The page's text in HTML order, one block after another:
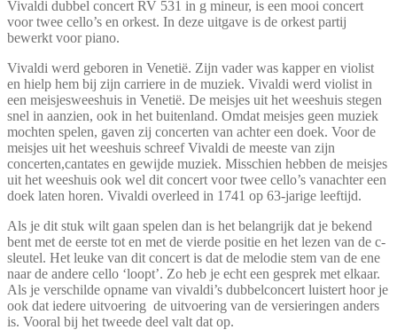
Vivaldi dubbel concert RV 531 in g mineur, is een mooi concert
voor twee cello’s en orkest. In deze uitgave is de orkest partij
bewerkt voor piano.
Vivaldi werd geboren in Venetië. Zijn vader was kapper en violist
en hielp hem bij zijn carriere in de muziek. Vivaldi werd violist in
een meisjesweeshuis in Venetië. De meisjes uit het weeshuis stegen
snel in aanzien, ook in het buitenland. Omdat meisjes geen muziek
mochten spelen, gaven zij concerten van achter een doek. Voor de
meisjes uit het weeshuis schreef Vivaldi de meeste van zijn
concerten,cantates en gewijde muziek. Misschien hebben de meisjes
uit het weeshuis ook wel dit concert voor twee cello’s vanachter een
doek laten horen. Vivaldi overleed in 1741 op 63-jarige leeftijd.
Als je dit stuk wilt gaan spelen dan is het belangrijk dat je bekend
bent met de eerste tot en met de vierde positie en het lezen van de c-
sleutel. Het leuke van dit concert is dat de melodie stem van de ene
naar de andere cello ‘loopt’. Zo heb je echt een gesprek met elkaar.
Als je verschilde opname van vivaldi’s dubbelconcert luistert hoor je
ook dat iedere uitvoering de uitvoering van de versieringen anders
is. Vooral bij het tweede deel valt dat op.